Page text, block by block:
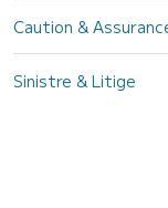
Caution &
Sinistre & Litige